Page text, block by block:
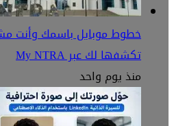
خطوط موبايل باسمك وأنت
تكشفها لك عبر My NTRA
منذ يوم واحد